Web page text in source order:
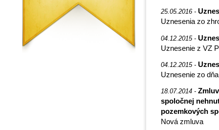
25.05.2016 -
Uznesenia zo
04.12.2015 -
Uznesenie z VZ
04.12.2015 -
Uznesenie zo
18.07.2014 -
spoločnej
pozemkových
Nová zmluva